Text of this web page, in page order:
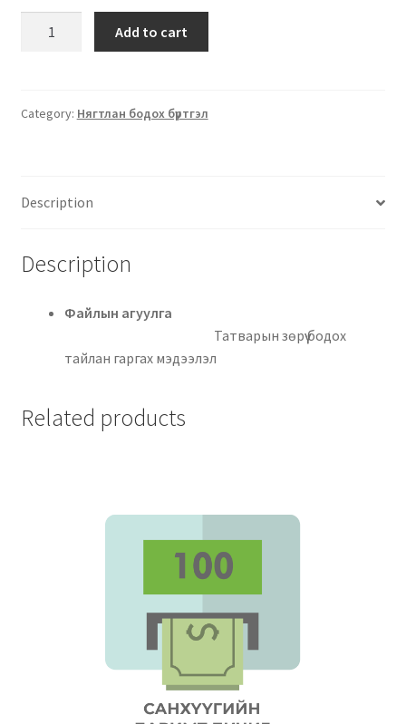
Add to cart
Category: Нягтлан бодох бүртгэл
Description
Description
Файлын агуулга
Татварын зөрүү бодох
тайлан гаргах мэдээлэл
Related products